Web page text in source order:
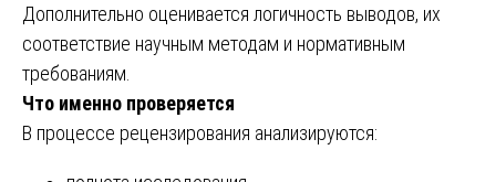
Дополнительно оценивается логичность выводов, их
соответствие научным методам и нормативным
требованиям.
Что именно проверяется
В процессе рецензирования анализируются: